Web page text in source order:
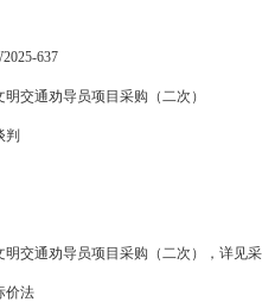
637
明交通劝导员项目采购（二次）
判
明交通劝导员项目采购（二次） ，详见
价法